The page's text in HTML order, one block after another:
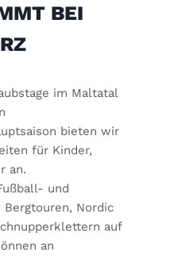
BEI
im Maltatal
bieten wir
für Kinder,
an.
und
Nordic
auf
an